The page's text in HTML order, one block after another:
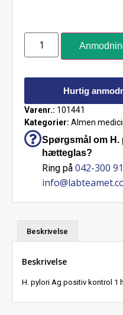
Hurtig
Varenr.: 101441
Kategorier: Almen
Spørgsmål om
hætteglas?
Ring på 042-300
Beskrivelse
Beskrivelse
H. pylori Ag positiv kontrol 1